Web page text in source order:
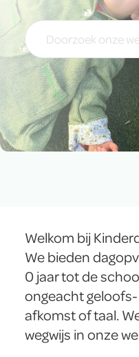
Welkom bij
We bieden
0 jaar tot de
ongeacht
afkomst of taal.
wegwijs in onze